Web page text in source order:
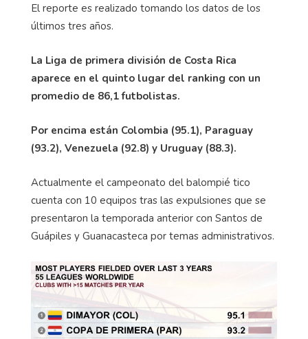
El reporte es realizado tomando los datos de los
últimos tres años.
La Liga de primera división de Costa Rica
aparece en el quinto lugar del ranking con un
promedio de 86,1 futbolistas.
Por encima están Colombia (95.1), Paraguay
(93.2), Venezuela (92.8) y Uruguay (88.3).
Actualmente el campeonato del balompié tico
cuenta con 10 equipos tras las expulsiones que se
presentaron la temporada anterior con Santos de
Guápiles y Guanacasteca por temas administrativos.